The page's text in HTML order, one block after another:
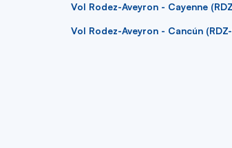
Vol Rodez-Aveyron - Cayenne
Vol Rodez-Aveyron - Cancún